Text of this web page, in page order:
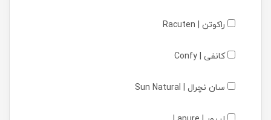
راکوتن | Racuten
کانفی | Confy
سان نچرال | Sun Natural